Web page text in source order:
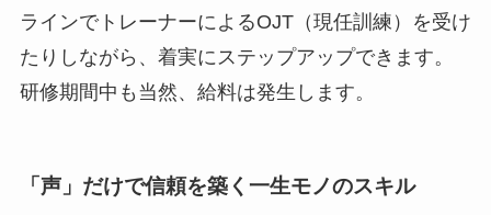
ラインでトレーナーによるOJT（現任訓練）を受け
たりしながら、着実にステップアップできます。
研修期間中も当然、給料は発生します。
「声」だけで信頼を築く一生モノのスキル